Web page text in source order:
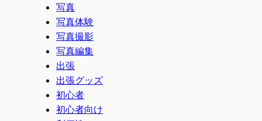
写真
写真体験
写真撮影
写真編集
出張
出張グッズ
初心者
初心者向け